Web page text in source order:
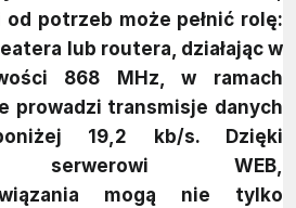
potrzeb może pełnić rolę:
lub routera, działając w
868 MHz, w ramach
prowadzi transmisje danych
19,2 kb/s. Dzięki
serwerowi WEB,
mogą nie tylko